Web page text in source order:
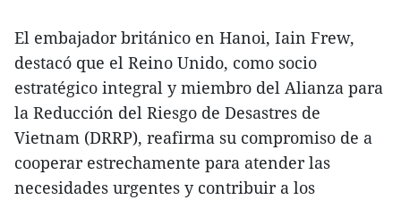
El embajador británico en Hanoi, Iain Frew,
destacó que el Reino Unido, como socio
estratégico integral y miembro del Alianza para
la Reducción del Riesgo de Desastres de
Vietnam (DRRP), reafirma su compromiso de a
cooperar estrechamente para atender las
necesidades urgentes y contribuir a los